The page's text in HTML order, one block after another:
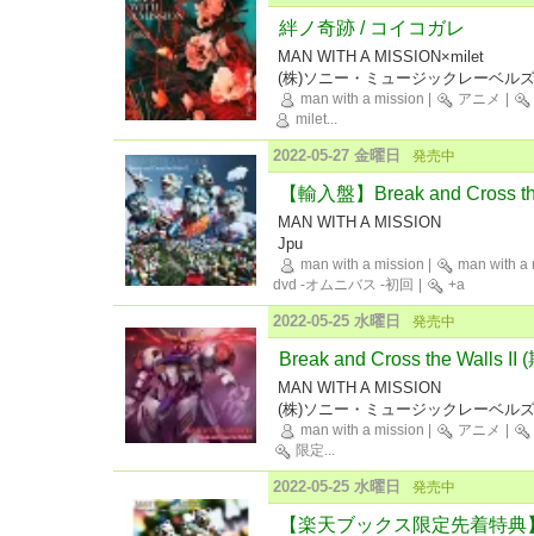
絆ノ奇跡 / コイコガレ
MAN WITH A MISSION×milet
(株)ソニー・ミュージックレーベルズ
man with a mission アニメ
milet...
2022-05-27 金曜日 発売中
【輸入盤】Break and Cross
MAN WITH A MISSION
Jpu
man with a mission
man with a
dvd -オムニバス -初回
+a
2022-05-25 水曜日 発売中
Break and Cross the Walls II
MAN WITH A MISSION
(株)ソニー・ミュージックレーベルズ
man with a mission アニメ
限定...
2022-05-25 水曜日 発売中
【楽天ブックス限定先着特